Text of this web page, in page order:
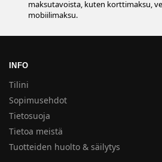
maksutavoista, kuten korttimaksu,
mobiilimaksu.
INFO
Tilini
Sopimusehdot
Tietosuoja
Tietoa meistä
Tuotteiden huolto & säilytys